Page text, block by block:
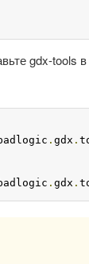
gdx-tools
. gdx .
. gdx .